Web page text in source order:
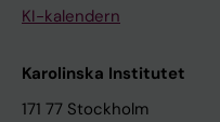
KI-kalendern
Karolinska Institutet
171 77 Stockholm